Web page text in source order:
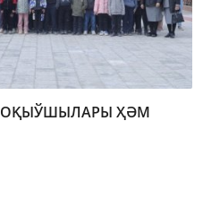
ОҚЫЎШЫЛАРЫ ҲӘМ